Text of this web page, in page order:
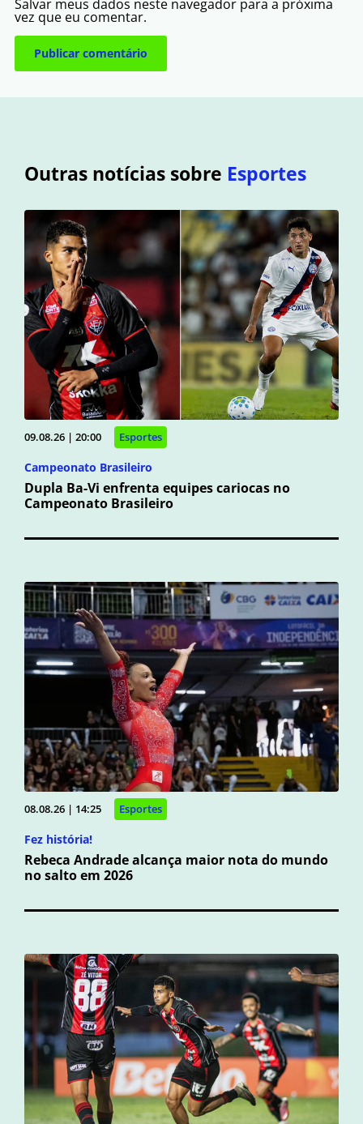
Salvar meus dados neste navegador para a próxima
vez que eu comentar.
Outras notícias sobre Esportes
09.08.26 | 20:00 Esportes
Campeonato Brasileiro
Dupla Ba-Vi enfrenta equipes cariocas no
Campeonato Brasileiro
08.08.26 | 14:25 Esportes
Fez história!
Rebeca Andrade alcança maior nota do mundo
no salto em 2026